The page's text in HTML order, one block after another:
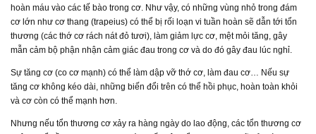
hoàn máu vào các tế bào trong cơ. Như vậy, có những vùng nhỏ trong đám
cơ lớn như cơ thang (trapeius) có thể bị rối loạn vi tuần hoàn sẽ dẫn tới tổn
thương (các thớ cơ rách nát đỏ tươi), làm giảm lực cơ, mệt mỏi tăng, gây
mẫn cảm bộ phận nhận cảm giác đau trong cơ và do đó gây đau lúc nghỉ.
Sự tăng cơ (co cơ mạnh) có thể làm dập vỡ thớ cơ, làm đau cơ… Nếu sự
tăng cơ không kéo dài, những biến đổi trên có thể hồi phục, hoàn toàn khỏi
và cơ còn có thể mạnh hơn.
Nhưng nếu tổn thương cơ xảy ra hàng ngày do lao động, các tổn thương cơ